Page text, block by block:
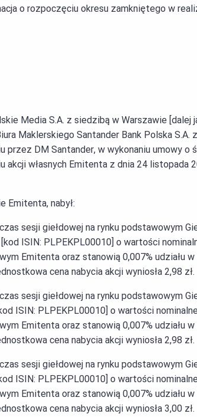
o rozpoczęciu okresu zamkniętego w
Media S.A. z siedzibą w Warszawie
Maklerskiego Santander Bank Polska S.A.
przez DM Santander, w wykonaniu umowy o
akcji własnych Emitenta z dnia 24 listopada
Emitenta, nabył:
sesji giełdowej na rynku podstawowym
ISIN: PLPEKPL00010] o wartości
Emitenta oraz stanowią 0,007% udziału
cena nabycia akcji wyniosła 2,98 zł.
sesji giełdowej na rynku podstawowym
ISIN: PLPEKPL00010] o wartości
Emitenta oraz stanowią 0,007% udziału
cena nabycia akcji wyniosła 2,98 zł.
sesji giełdowej na rynku podstawowym
ISIN: PLPEKPL00010] o wartości
Emitenta oraz stanowią 0,007% udziału
cena nabycia akcji wyniosła 3,00 zł.